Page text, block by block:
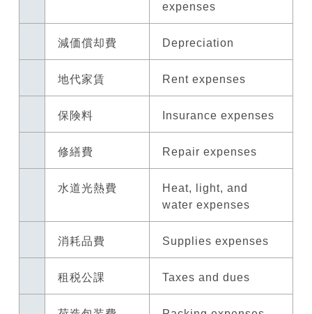
expenses
減価償却費 Depreciation
地代家賃 Rent expenses
保険料 Insurance expenses
修繕費 Repair expenses
水道光熱費
Heat, light, and
water expenses
消耗品費 Supplies expenses
租税公課 Taxes and dues